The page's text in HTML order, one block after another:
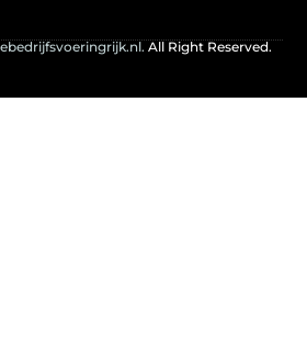
All Right Reserved.